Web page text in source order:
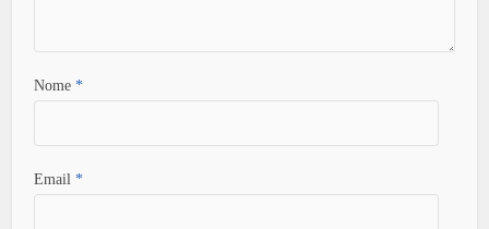
Nome*
Email*